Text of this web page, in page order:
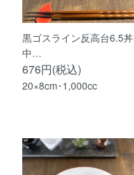
黒ゴスライン反高台6.5丼
中…
676円(税込)
20×8cm･1,000cc